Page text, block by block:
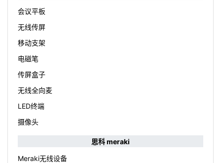
会议平板
无线传屏
移动支架
电磁笔
传屏盒子
无线全向麦
LED终端
摄像头
思科 meraki
Meraki无线设备